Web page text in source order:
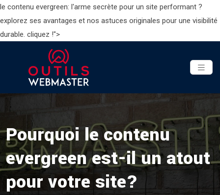
le contenu evergreen: l'arme secrète pour un site performant ?
explorez ses avantages et nos astuces originales pour une visibilité
durable. cliquez !">
Pourquoi le contenu
evergreen est-il un atout
pour votre site?